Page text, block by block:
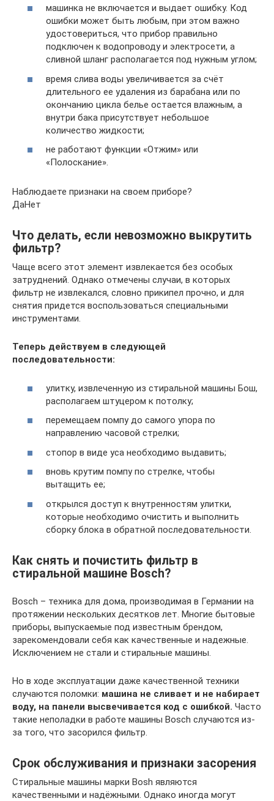
машинка не включается и выдает ошибку. Код
ошибки может быть любым, при этом важно
удостовериться, что прибор правильно
подключен к водопроводу и электросети, а
сливной шланг располагается под нужным углом;
время слива воды увеличивается за счёт
длительного ее удаления из барабана или по
окончанию цикла белье остается влажным, а
внутри бака присутствует небольшое
количество жидкости;
не работают функции «Отжим» или
«Полоскание».
Наблюдаете признаки на своем приборе?
ДаНет
Что делать, если невозможно выкрутить
фильтр?
Чаще всего этот элемент извлекается без особых
затруднений. Однако отмечены случаи, в которых
фильтр не извлекался, словно прикипел прочно, и для
снятия придется воспользоваться специальными
инструментами.
Теперь действуем в следующей
последовательности:
улитку, извлеченную из стиральной машины Бош,
располагаем штуцером к потолку;
перемещаем помпу до самого упора по
направлению часовой стрелки;
стопор в виде уса необходимо выдавить;
вновь крутим помпу по стрелке, чтобы
вытащить ее;
открылся доступ к внутренностям улитки,
которые необходимо очистить и выполнить
сборку блока в обратной последовательности.
Как снять и почистить фильтр в
стиральной машине Bosch?
Bosch – техника для дома, производимая в Германии на
протяжении нескольких десятков лет. Многие бытовые
приборы, выпускаемые под известным брендом,
зарекомендовали себя как качественные и надежные.
Исключением не стали и стиральные машины.
Но в ходе эксплуатации даже качественной техники
случаются поломки: машина не сливает и не набирает
воду, на панели высвечивается код с ошибкой. Часто
такие неполадки в работе машины Bosch случаются из-
за того, что засорился фильтр.
Срок обслуживания и признаки засорения
Стиральные машины марки Bosh являются
качественными и надёжными. Однако иногда могут